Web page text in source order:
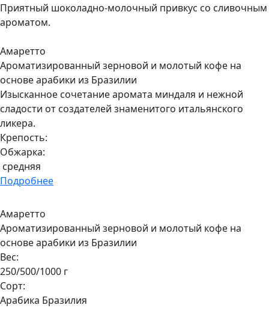
Приятный шоколадно-молочный привкус со сливочным
ароматом.
Амаретто
Ароматизированный зерновой и молотый кофе на
основе арабики из Бразилии
Изысканное сочетание аромата миндаля и нежной
сладости от создателей знаменитого итальянского
ликера.
Крепость:
Обжарка:
средняя
Подробнее
Амаретто
Ароматизированный зерновой и молотый кофе на
основе арабики из Бразилии
Вес:
250/500/1000 г
Сорт:
Арабика Бразилия